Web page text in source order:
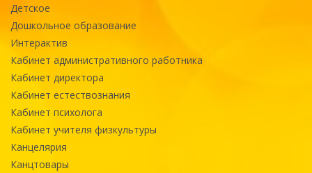
Детское
Дошкольное образование
Интерактив
Кабинет административного работника
Кабинет директора
Кабинет естествознания
Кабинет психолога
Кабинет учителя физкультуры
Канцелярия
Канцтовары